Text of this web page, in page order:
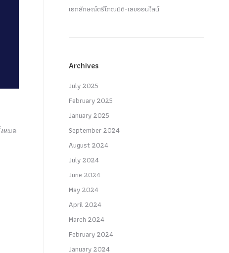
หมด
เอกลักษณ์ตรีโกณมิติ-เลขออนไลน์
Archives
July 2025
February 2025
January 2025
September 2024
August 2024
July 2024
June 2024
May 2024
April 2024
March 2024
February 2024
January 2024